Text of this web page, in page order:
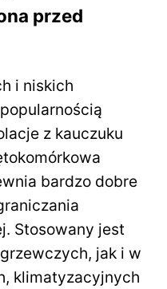
przed
i niskich
z kauczuku
bardzo dobre
Stosowany jest
jak i w
klimatyzacyjnych